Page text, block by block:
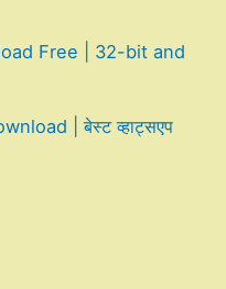
Free | 32-bit and
| बेस्ट व्हाट्सएप